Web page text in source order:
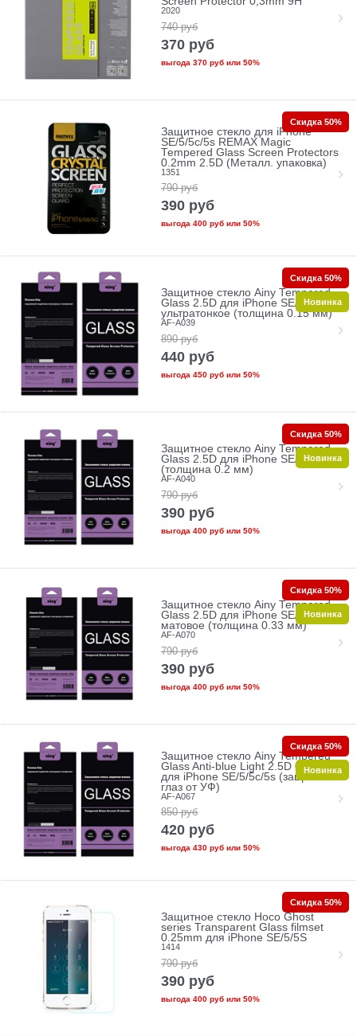
2020
740 руб
370 руб
выгода 370 рубили 50%
Защитное стекло для iPhone
SE/5/5c/5s REMAX Magic
Tempered Glass Screen Protectors
0.2mm 2.5D (Металл. упаковка)
1351
790 руб
390 руб
выгода 400 рубили 50%
Скидка 50%
Защитное стекло Ainy Tempered
Glass 2.5D для iPhone SE/5/5c/5s
ультратонкое (толщина 0.15 мм)
AF-A039
890 руб
440 руб
выгода 450 рубили 50%
Скидка 50%
Новинка
Защитное стекло Ainy Tempered
Glass 2.5D для iPhone SE/5/5c/5s
(толщина 0.2 мм)
AF-A040
790 руб
390 руб
выгода 400 рубили 50%
Скидка 50%
Новинка
Защитное стекло Ainy Tempered
Glass 2.5D для iPhone SE/5/5c/5s
матовое (толщина 0.33 мм)
AF-A070
790 руб
390 руб
выгода 400 рубили 50%
Скидка 50%
Новинка
Защитное стекло Ainy Tempered
Glass Anti-blue Light 2.5D 0.33mm
для iPhone SE/5/5c/5s (защита
глаз от УФ)
AF-A067
850 руб
420 руб
выгода 430 рубили 50%
Скидка 50%
Новинка
Защитное стекло Hoco Ghost
series Transparent Glass filmset
0.25mm для iPhone SE/5/5S
1414
790 руб
390 руб
выгода 400 рубили 50%
Скидка 50%